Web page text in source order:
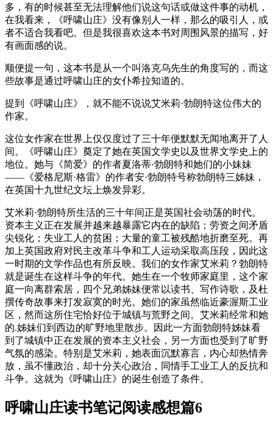
多，有的时候甚至无法理解他们说这句话或做这件事的动机，
在我看来，《呼啸山庄》没有像别人一样，那么的吸引人，或
者不适合我看吧。但是我很喜欢这本书对周围风景的描写，好
有画面感的说。
顺便提一句，这本书是从一个叫洛克乌先生的角度写的，而这
些故事是通过呼啸山庄的女仆希拉知道的。
提到《呼啸山庄》，就不能不说说艾米莉·勃朗特这位伟大的
作家。
这位女作家在世界上仅仅度过了三十年便默默无闻地离开了人
间。《呼啸山庄》奠定了她在英国文学史以及世界文学史上的
地位。她与《简爱》的作者夏洛蒂·勃朗特和她们的小妹妹
——《爱格尼斯·格雷》的作者安·勃朗特号称勃朗特三姊妹，
在英国十九世纪文坛上焕发异彩。
艾米莉·勃朗特所生活的三十年间正是英国社会动荡的时代。
资本主义正在发展并越来越暴露它内在的缺陷；劳资之间矛盾
尖锐化；失业工人的贫困；大量的童工被残酷地折磨至死。再
加上英国政府对民主改革斗争和工人运动采取高压段，因此这
一时期的文学作品也有所反映。我们的女作家艾米莉？勃朗特
就是诞生在这样斗争的年代。她生在一个牧师家庭里，这个家
庭一向离群索居，四个兄弟姊妹便常以读书、写作诗歌，及杜
撰传奇故事来打发寂寞的时光。她们的家虽然临近豪渥斯工业
区，然而这所住宅恰好位于城镇与荒野之间。艾米莉经常和她
的.姊妹们到西边的旷野地里散步。因此一方面勃朗特姊妹看
到了城镇中正在发展的资本主义社会，另一方面也受到了旷野
气氛的感染。特别是艾米莉，她表面沉默寡言，内心却热情奔
放，虽不懂政治，却十分关心政治，同情手工业工人的反抗和
斗争。这就为《呼啸山庄》的诞生创造了条件。
呼啸山庄读书笔记阅读感想篇6